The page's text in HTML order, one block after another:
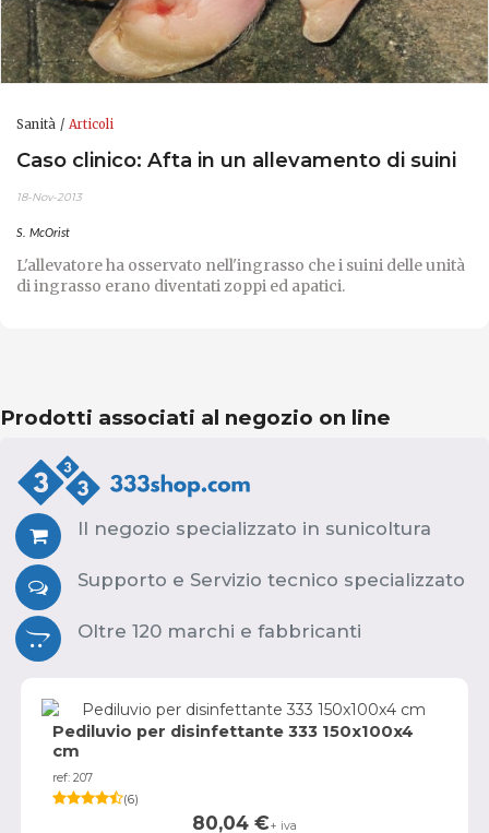
Sanità Articoli
Caso clinico: Afta in un allevamento di suini
18-Nov-2013
S. McOrist
L'allevatore ha osservato nell'ingrasso che i suini delle unità
di ingrasso erano diventati zoppi ed apatici.
Prodotti associati al negozio on line
Il negozio specializzato in sunicoltura
Supporto e Servizio tecnico specializzato
Oltre 120 marchi e fabbricanti
Pediluvio per disinfettante 333 150x100x4
cm
ref: 207
(6)
80,04 €+ iva